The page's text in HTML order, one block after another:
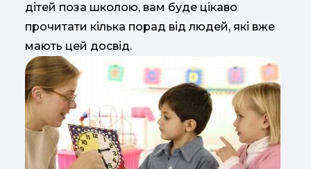
дітей поза школою, вам буде цікаво
прочитати кілька порад від людей, які вже
мають цей досвід.